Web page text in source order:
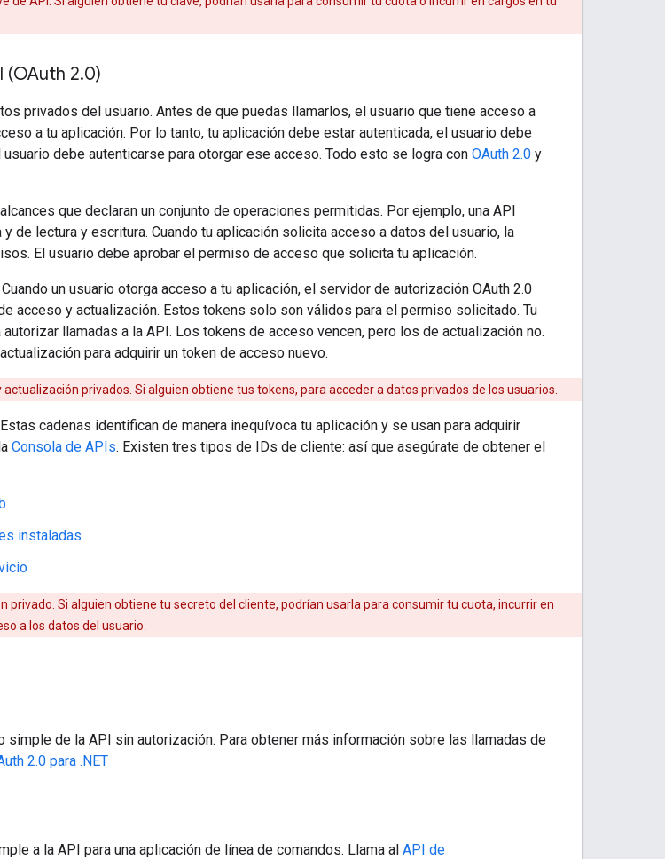
(OAuth 2.0)
privados del usuario. Antes de que puedas llamarlos, el usuario que tiene acceso a
a tu aplicación. Por lo tanto, tu aplicación debe estar autenticada, el usuario debe
usuario debe autenticarse para otorgar ese acceso. Todo esto se logra con OAuth 2.0 y
que declaran un conjunto de operaciones permitidas. Por ejemplo, una API
de lectura y escritura. Cuando tu aplicación solicita acceso a datos del usuario, la
El usuario debe aprobar el permiso de acceso que solicita tu aplicación.
Cuando un usuario otorga acceso a tu aplicación, el servidor de autorización OAuth 2.0
acceso y actualización. Estos tokens solo son válidos para el permiso solicitado. Tu
autorizar llamadas a la API. Los tokens de acceso vencen, pero los de actualización no.
para adquirir un token de acceso nuevo.
privados. Si alguien obtiene tus tokens, para acceder a datos privados de los usuarios.
cadenas identifican de manera inequívoca tu aplicación y se usan para adquirir
Consola de APIs. Existen tres tipos de IDs de cliente: así que asegúrate de obtener el
instaladas
privado. Si alguien obtiene tu secreto del cliente, podrían usarla para consumir tu cuota, incurrir en
a los datos del usuario.
simple de la API sin autorización. Para obtener más información sobre las llamadas de
2.0 para .NET
a la API para una aplicación de línea de comandos. Llama al API de